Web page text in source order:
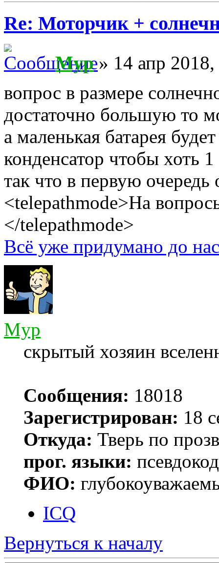
Re: Моторчик +
Myp» 14 апр 2018,
вопрос в размере
достаточно большую то
а маленькая батарея
конденсатор чтобы хоть
так что в первую очередь
<telepathmode>На
</telepathmode>
Всё уже придумано до
Myp
скрытый хозяин
Сообщения: 18018
Зарегистрирован: 18
Откуда: Тверь по
прог. языки:
ФИО:
ICQ
Вернуться к началу